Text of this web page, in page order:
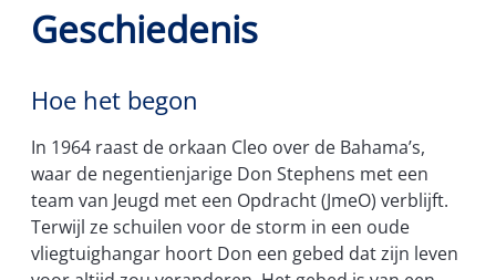
Geschiedenis
Hoe het begon
In 1964 raast de orkaan Cleo over de Bahama’s,
waar de negentienjarige Don Stephens met een
team van Jeugd met een Opdracht (JmeO) verblijft.
Terwijl ze schuilen voor de storm in een oude
vliegtuighangar hoort Don een gebed dat zijn leven